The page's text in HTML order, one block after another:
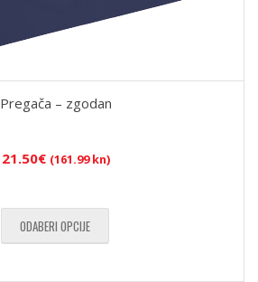
Pregača – zgodan
21.50€ (161.99 kn)
ODABERI OPCIJE